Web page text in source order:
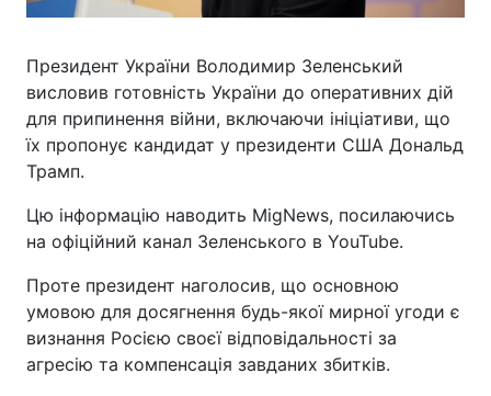
Президент України Володимир Зеленський
висловив готовність України до оперативних дій
для припинення війни, включаючи ініціативи, що
їх пропонує кандидат у президенти США Дональд
Трамп.
Цю інформацію наводить MigNews, посилаючись
на офіційний канал Зеленського в YouTube.
Проте президент наголосив, що основною
умовою для досягнення будь-якої мирної угоди є
визнання Росією своєї відповідальності за
агресію та компенсація завданих збитків.